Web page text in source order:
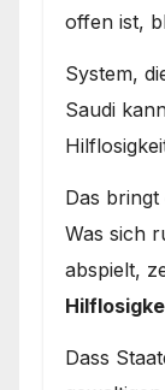
offen ist,
System,
Saudi
Das
Was sich
abspielt,
Dass